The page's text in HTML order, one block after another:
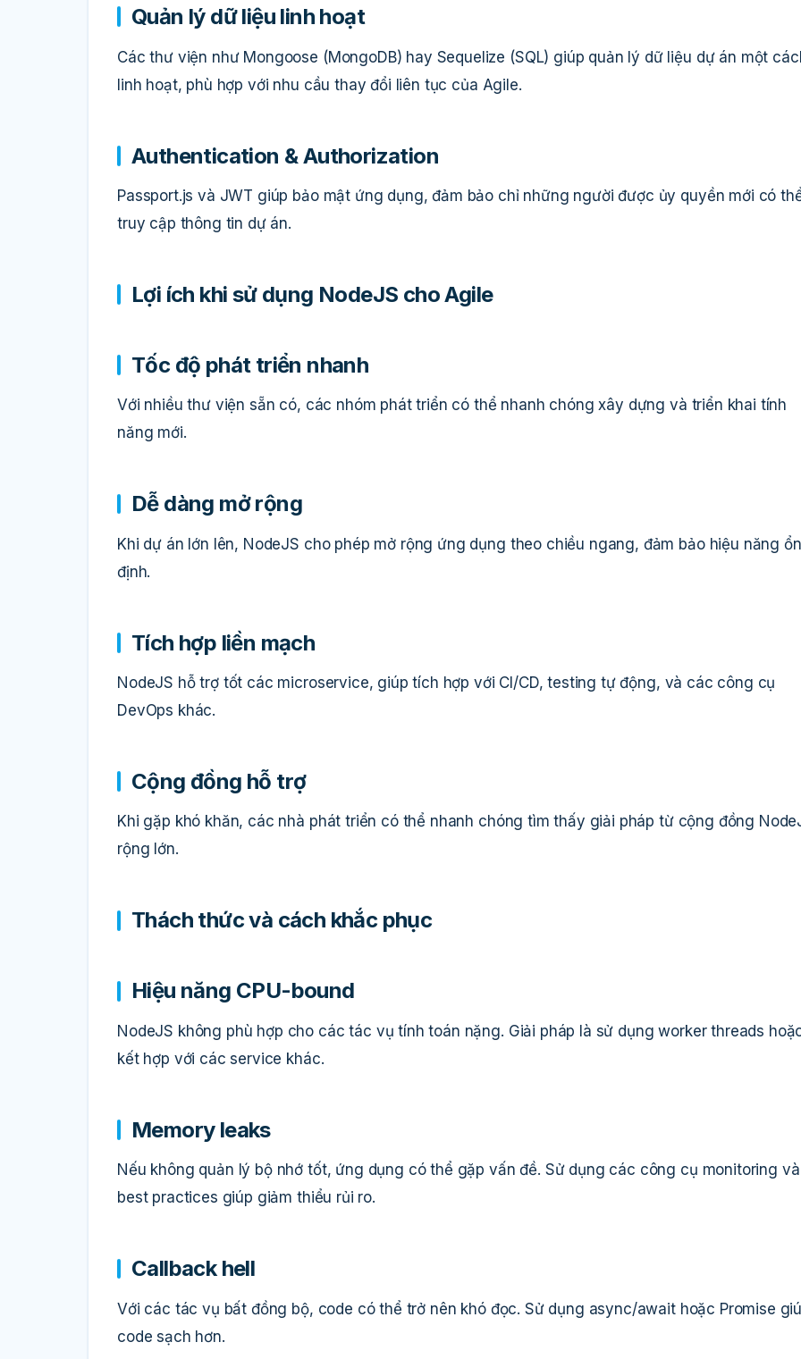
Quản lý dữ liệu linh hoạt
Các thư viện như Mongoose (MongoDB) hay Sequelize (SQL) giúp quản lý dữ liệu dự án một
linh hoạt, phù hợp với nhu cầu thay đổi liên tục của Agile.
Authentication & Authorization
Passport.js và JWT giúp bảo mật ứng dụng, đảm bảo chỉ những người được ủy quyền mới có
truy cập thông tin dự án.
Lợi ích khi sử dụng NodeJS cho Agile
Tốc độ phát triển nhanh
Với nhiều thư viện sẵn có, các nhóm phát triển có thể nhanh chóng xây dựng và triển khai tính
năng mới.
Dễ dàng mở rộng
Khi dự án lớn lên, NodeJS cho phép mở rộng ứng dụng theo chiều ngang, đảm bảo hiệu năng ổn
định.
Tích hợp liền mạch
NodeJS hỗ trợ tốt các microservice, giúp tích hợp với CI/CD, testing tự động, và các công cụ
DevOps khác.
Cộng đồng hỗ trợ
Khi gặp khó khăn, các nhà phát triển có thể nhanh chóng tìm thấy giải pháp từ cộng đồng
rộng lớn.
Thách thức và cách khắc phục
Hiệu năng CPU-bound
NodeJS không phù hợp cho các tác vụ tính toán nặng. Giải pháp là sử dụng worker threads
kết hợp với các service khác.
Memory leaks
Nếu không quản lý bộ nhớ tốt, ứng dụng có thể gặp vấn đề. Sử dụng các công cụ monitoring và
best practices giúp giảm thiểu rủi ro.
Callback hell
Với các tác vụ bất đồng bộ, code có thể trở nên khó đọc. Sử dụng async/await hoặc Promise
code sạch hơn.